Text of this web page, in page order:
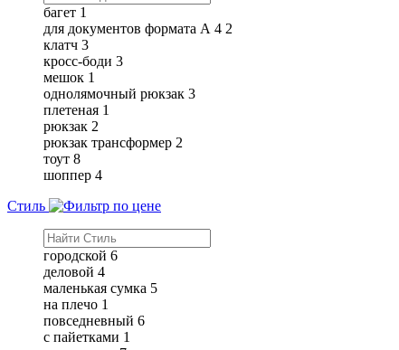
багет 1
для документов формата А 4 2
клатч 3
кросс-боди 3
мешок 1
однолямочный рюкзак 3
плетеная 1
рюкзак 2
рюкзак трансформер 2
тоут 8
шоппер 4
Стиль
городской 6
деловой 4
маленькая сумка 5
на плечо 1
повседневный 6
с пайетками 1